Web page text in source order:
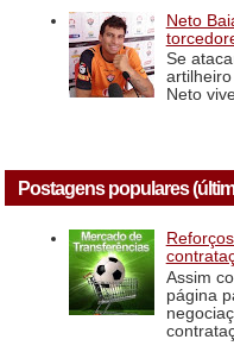
Neto
Se
Neto
Postagens populares
Assim
página